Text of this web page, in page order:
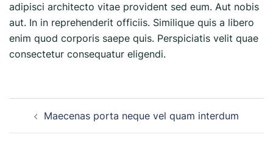
adipisci architecto vitae provident sed eum. Aut nobis
aut. In in reprehenderit officiis. Similique quis a libero
enim quod corporis saepe quis. Perspiciatis velit quae
consectetur consequatur eligendi.
Maecenas porta neque vel quam interdum